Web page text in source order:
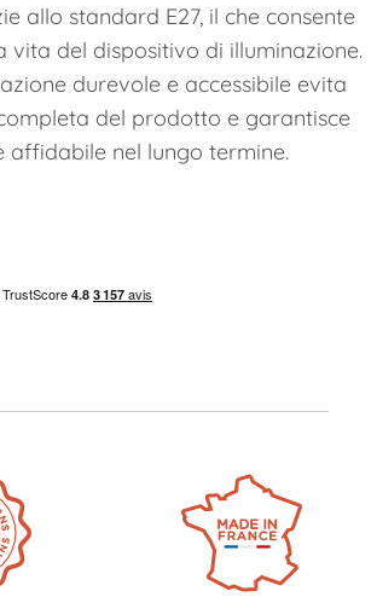
allo standard E27, il che consente
vita del dispositivo di illuminazione.
durevole e accessibile evita
del prodotto e garantisce
affidabile nel lungo termine.